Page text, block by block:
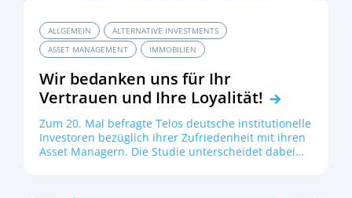
ALLGEMEIN
ALTERNATIVE INVESTMENTS
ASSET MANAGEMENT
IMMOBILIEN
Wir bedanken uns für Ihr
Vertrauen und Ihre Loyalität!
Zum 20. Mal befragte Telos deutsche institutionelle
Investoren bezüglich ihrer Zufriedenheit mit ihren
Asset Managern. Die Studie unterscheidet dabei